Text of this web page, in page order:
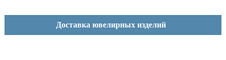
Доставка ювелирных изделий